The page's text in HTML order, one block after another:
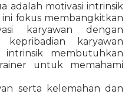
adalah motivasi intrinsik
ini fokus membangkitkan
karyawan dengan
karyawan
intrinsik membutuhkan
untuk memahami
serta kelemahan dan